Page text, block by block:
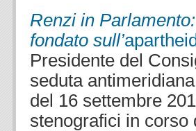
Renzi in
fondato sull’apartheid
Presidente del
seduta
del 16 settembre
stenografici in corso